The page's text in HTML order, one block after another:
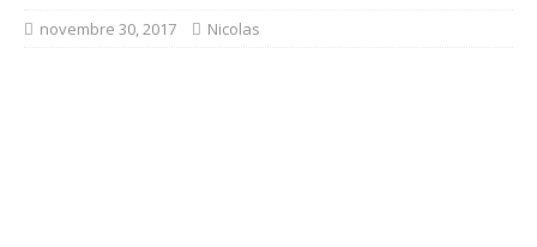
novembre 30, 2017 Nicolas